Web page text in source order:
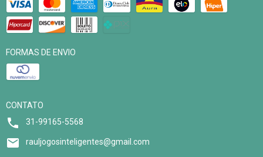
FORMAS DE ENVIO
CONTATO
31-99165-5568
rauljogosinteligentes@gmail.com